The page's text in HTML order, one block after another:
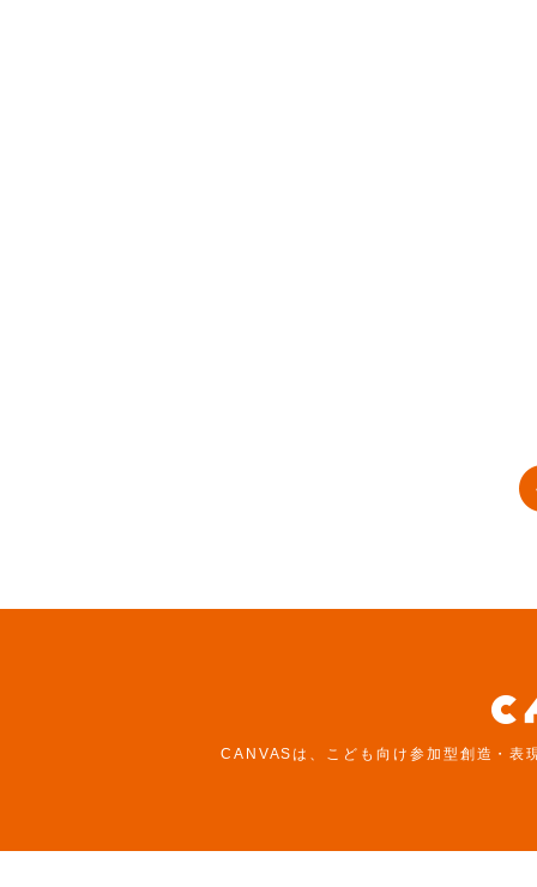
CANVASは、こども向け参加型創造・表